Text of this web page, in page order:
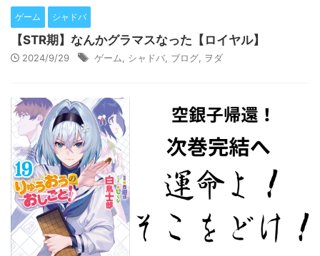
ゲーム シャドバ
【STR期】なんかグラマスなった【ロイヤル】
2024/9/29 ゲーム, シャドバ, ブログ, ヲダ